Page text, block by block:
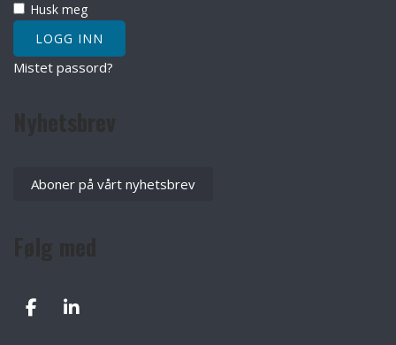
Husk meg
Mistet passord?
Aboner på vårt nyhetsbrev